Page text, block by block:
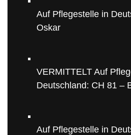
Auf Pflegestelle in
Oskar
VERMITTELT Auf
Deutschland: CH 81 –
Auf Pflegestelle in